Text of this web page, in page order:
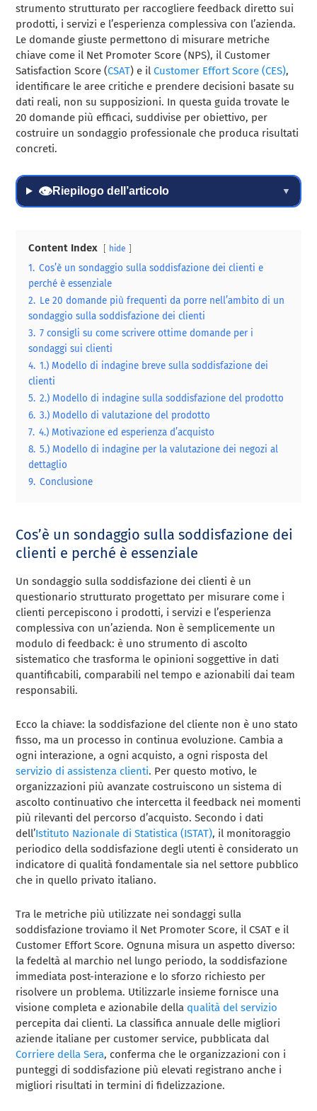
strumento strutturato per raccogliere feedback diretto sui
prodotti, i servizi e l’esperienza complessiva con l’azienda.
Le domande giuste permettono di misurare metriche
chiave come il Net Promoter Score (NPS), il Customer
Satisfaction Score (CSAT) e ilCustomer Effort Score (CES),
identificare le aree critiche e prendere decisioni basate su
dati reali, non su supposizioni. In questa guida trovate le
20 domande più efficaci, suddivise per obiettivo, per
costruire un sondaggio professionale che produca risultati
concreti.
👁Riepilogo dell’articolo ▼
Content Index hide
1. Cos’è un sondaggio sulla soddisfazione dei clienti e
perché è essenziale
2. Le 20 domande più frequenti da porre nell’ambito di un
sondaggio sulla soddisfazione dei clienti
3. 7 consigli su come scrivere ottime domande per i
sondaggi sui clienti
4. 1.) Modello di indagine breve sulla soddisfazione dei
clienti
5. 2.) Modello di indagine sulla soddisfazione del prodotto
6. 3.) Modello di valutazione del prodotto
7. 4.) Motivazione ed esperienza d’acquisto
8. 5.) Modello di indagine per la valutazione dei negozi al
dettaglio
9. Conclusione
Cos’è un sondaggio sulla soddisfazione dei
clienti e perché è essenziale
Un sondaggio sulla soddisfazione dei clienti è un
questionario strutturato progettato per misurare come i
clienti percepiscono i prodotti, i servizi e l’esperienza
complessiva con un’azienda. Non è semplicemente un
modulo di feedback: è uno strumento di ascolto
sistematico che trasforma le opinioni soggettive in dati
quantificabili, comparabili nel tempo e azionabili dai team
responsabili.
Ecco la chiave: la soddisfazione del cliente non è uno stato
fisso, ma un processo in continua evoluzione. Cambia a
ogni interazione, a ogni acquisto, a ogni risposta del
servizio di assistenza clienti. Per questo motivo, le
organizzazioni più avanzate costruiscono un sistema di
ascolto continuativo che intercetta il feedback nei momenti
più rilevanti del percorso d’acquisto. Secondo i dati
dell’Istituto Nazionale di Statistica (ISTAT), il monitoraggio
periodico della soddisfazione degli utenti è considerato un
indicatore di qualità fondamentale sia nel settore pubblico
che in quello privato italiano.
Tra le metriche più utilizzate nei sondaggi sulla
soddisfazione troviamo il Net Promoter Score, il CSAT e il
Customer Effort Score. Ognuna misura un aspetto diverso:
la fedeltà al marchio nel lungo periodo, la soddisfazione
immediata post-interazione e lo sforzo richiesto per
risolvere un problema. Utilizzarle insieme fornisce una
visione completa e azionabile della qualità del servizio
percepita dai clienti. La classifica annuale delle migliori
aziende italiane per customer service, pubblicata dal
Corriere della Sera, conferma che le organizzazioni con i
punteggi di soddisfazione più elevati registrano anche i
migliori risultati in termini di fidelizzazione.